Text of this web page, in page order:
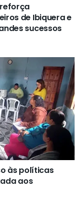
de Ibiquera e
sucessos
às políticas
aos